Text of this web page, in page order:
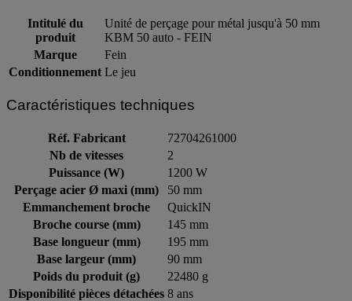
Intitulé du
produit
Unité de perçage pour métal jusqu'à 50 mm
KBM 50 auto - FEIN
Marque
Fein
Conditionnement Le jeu
Caractéristiques techniques
Réf. Fabricant
72704261000
Nb de vitesses
2
Puissance (W)
1200 W
Perçage acier Ø maxi (mm)
50 mm
Emmanchement broche
QuickIN
Broche course (mm)
145 mm
Base longueur (mm)
195 mm
Base largeur (mm)
90 mm
Poids du produit (g)
22480 g
Disponibilité pièces détachées 8 ans